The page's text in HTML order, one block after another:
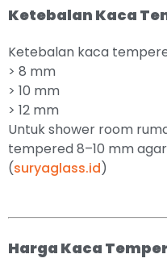
Ketebalan Kaca
Ketebalan kaca
> 8 mm
> 10 mm
> 12 mm
Untuk shower room
tempered 8–10 mm
(suryaglass.id)
Harga Kaca